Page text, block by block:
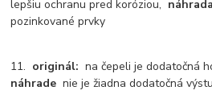
lepšiu ochranu pred koróziou, náhrada
pozinkované prvky
11. originál: na čepeli je dodatočná
náhrade nie je žiadna dodatočná